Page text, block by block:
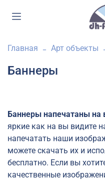
Главная Арт объекты
Баннеры
Баннеры напечатаны на
яркие как на вы видите
напечатать наши
можете скачать их и
бесплатно. Если вы
качественные